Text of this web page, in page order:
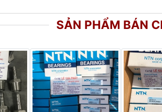
SẢN PHẨM BÁN